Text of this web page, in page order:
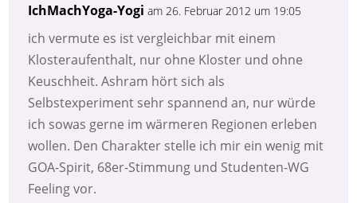
IchMachYoga-Yogi am 26. Februar 2012 um 19:05
ich vermute es ist vergleichbar mit einem
Klosteraufenthalt, nur ohne Kloster und ohne
Keuschheit. Ashram hört sich als
Selbstexperiment sehr spannend an, nur würde
ich sowas gerne im wärmeren Regionen erleben
wollen. Den Charakter stelle ich mir ein wenig mit
GOA-Spirit, 68er-Stimmung und Studenten-WG
Feeling vor.